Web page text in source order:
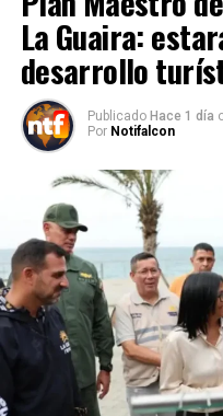
La Guaira:
desarrollo
Publicado Hace 1 día
Por Notifalcon